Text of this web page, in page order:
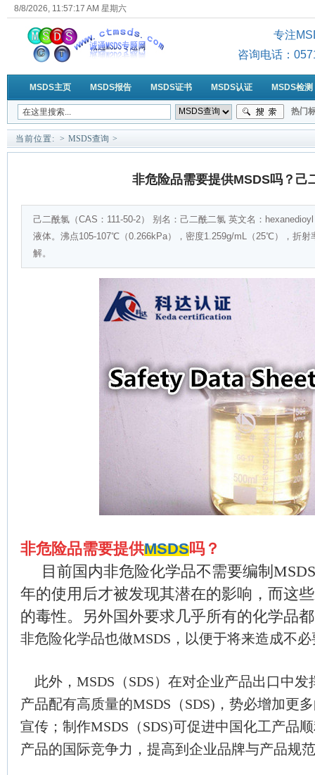
8/8/2026, 11:57:17 AM 星期六
专注
咨询电话：
MSDS主页 MSDS报告 MSDS证书 MSDS认证 MSDS检测
热门
当前位置: > MSDS查询 >
非危险品需要提供MSDS吗？己
己二酰氯（CAS：111-50-2） 别名：己二酰二氯 英文名：
液体。沸点105-107℃（0.266kPa），密度1.259g/mL（25℃），折射
解。
非危险品需要提供MSDS吗？
目前国内非危险化学品不需要编制
年的使用后才被发现其潜在的影响，而这
的毒性。另外国外要求几乎所有的化学品
非危险化学品也做MSDS，以便于将来造成不
此外，MSDS（SDS）在对企业产品出口中
产品配有高质量的MSDS（SDS)，势必增加更
宣传；制作MSDS（SDS)可促进中国化工产品
产品的国际竞争力，提高到企业品牌与产品规